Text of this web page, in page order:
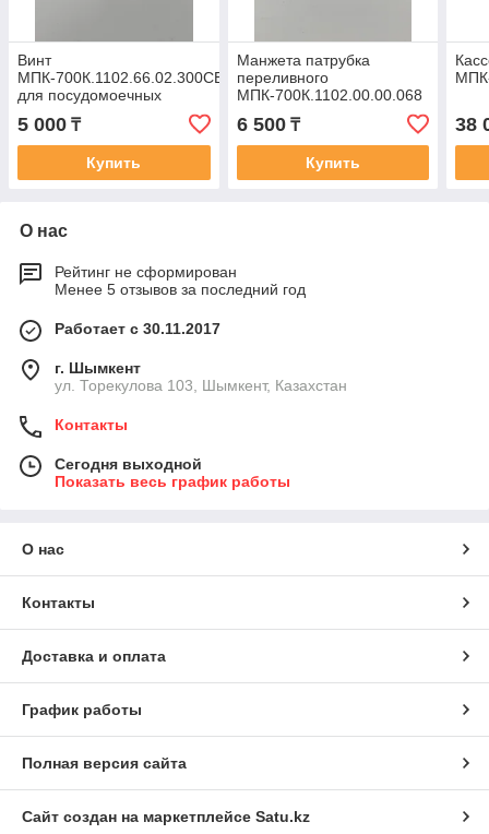
Винт
МПК-700К.1102.66.02.300СБ
для посудомоечных
машин Abat
(72011006460)
5 000 ₸
Купить
Манжета патрубка
переливного
МПК-700К.1102.00.00.068
6 500₸
Купить
38
О нас
Рейтинг не сформирован
Менее 5 отзывов за последний год
Работает с 30.11.2017
г. Шымкент
ул. Торекулова 103, Шымкент, Казахстан
Контакты
Сегодня выходной
Показать весь график работы
О нас
Контакты
Доставка и оплата
График работы
Полная версия сайта
Сайт создан на маркетплейсе Satu.kz